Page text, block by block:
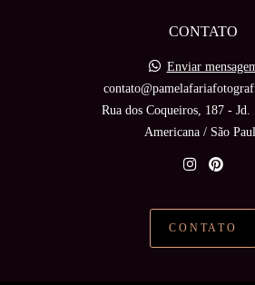
CONTATO
Enviar
Rua dos Coqueiros, 187 - Jd.
Americana / São
CONTATO